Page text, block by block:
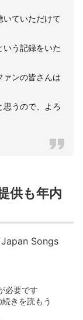
いていただけて
いう記録をいた
ァンの皆さんは
うので、よろ
供も年内
Songs
必要です
きを読もう